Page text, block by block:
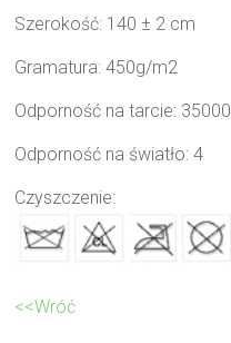
Szerokość: 140 ± 2 cm
Gramatura: 450g/m2
Odporność na tarcie: 35000
Odporność na światło: 4
Czyszczenie:
<<Wróć